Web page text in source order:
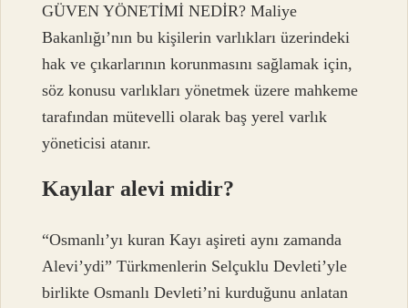
GÜVEN YÖNETİMİ NEDİR? Maliye
Bakanlığı’nın bu kişilerin varlıkları üzerindeki
hak ve çıkarlarının korunmasını sağlamak için,
söz konusu varlıkları yönetmek üzere mahkeme
tarafından mütevelli olarak baş yerel varlık
yöneticisi atanır.
Kayılar alevi midir?
“Osmanlı’yı kuran Kayı aşireti aynı zamanda
Alevi’ydi” ​​Türkmenlerin Selçuklu Devleti’yle
birlikte Osmanlı Devleti’ni kurduğunu anlatan